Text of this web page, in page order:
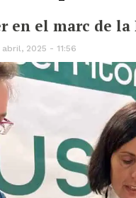
en el marc de
abril, 2025 - 11:56